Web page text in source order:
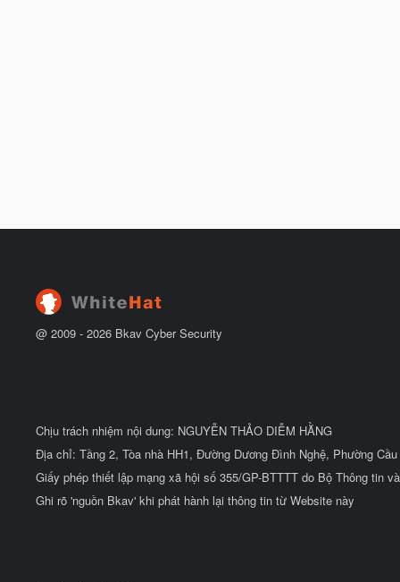
@ 2009 - 2026 Bkav Cyber Security
Chịu trách nhiệm nội dung: NGUYỄN THẢO DIỄM HẰNG
Địa chỉ: Tầng 2, Tòa nhà HH1, Đường Dương Đình Nghệ, Phường
Giấy phép thiết lập mạng xã hội số 355/GP-BTTTT do Bộ Thông tin
Ghi rõ 'nguồn Bkav' khi phát hành lại thông tin từ Website này